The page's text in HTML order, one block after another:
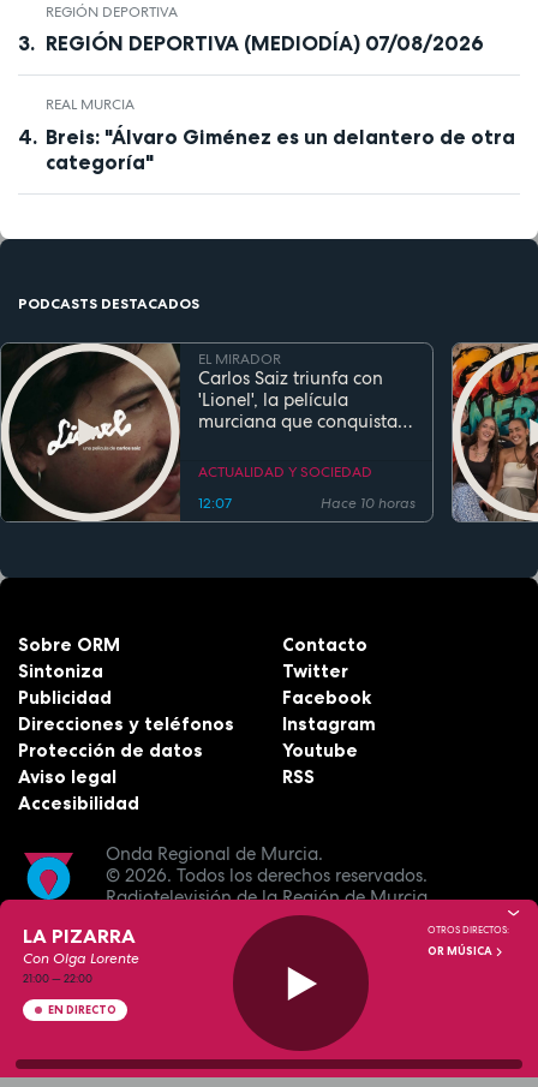
REGIÓN DEPORTIVA
REGIÓN DEPORTIVA (MEDIODÍA) 07/08/2026
REAL MURCIA
Breis: "Álvaro Giménez es un delantero de otra
categoría"
PODCASTS DESTACADOS
EL MIRADOR
Carlos Saiz triunfa con
'Lionel', la película
murciana que conquista
estreno
ACTUALIDAD Y SOCIEDAD
12:07
Hace 10 horas
Onda Regional de Murcia.
© 2026. Todos los derechos reservados.
Radiotelevisión de la Región de Murcia.
Sobre ORM
Sintoniza
Publicidad
Direcciones y teléfonos
Protección de datos
Aviso legal
Accesibilidad
Contacto
Twitter
Facebook
Instagram
Youtube
RSS
LA PIZARRA
Con Olga Lorente
21:00—22:00
EN DIRECTO
OTROS DIRECTOS:
OR MÚSICA